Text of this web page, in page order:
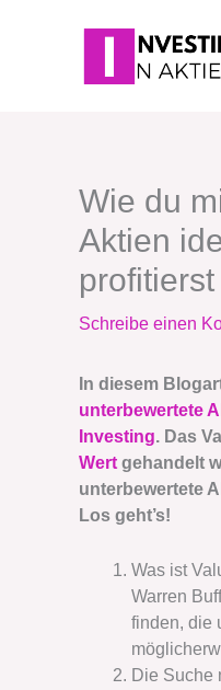
Wie du
Aktien
profitierst
Schreibe einen
In diesem
unterbewertete
Investing. Das
Wert gehandelt
unterbewertete
Los geht’s!
Was ist
Warren
finden, die
Die Suche